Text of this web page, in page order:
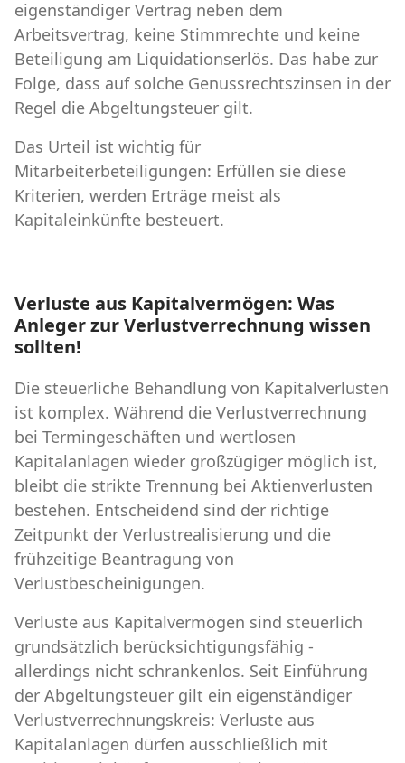
eigenständiger Vertrag neben dem
Arbeitsvertrag, keine Stimmrechte und keine
Beteiligung am Liquidationserlös. Das habe zur
Folge, dass auf solche Genussrechtszinsen in der
Regel die Abgeltungsteuer gilt.
Das Urteil ist wichtig für
Mitarbeiterbeteiligungen: Erfüllen sie diese
Kriterien, werden Erträge meist als
Kapitaleinkünfte besteuert.
Verluste aus Kapitalvermögen: Was
Anleger zur Verlustverrechnung wissen
sollten!
Die steuerliche Behandlung von Kapitalverlusten
ist komplex. Während die Verlustverrechnung
bei Termingeschäften und wertlosen
Kapitalanlagen wieder großzügiger möglich ist,
bleibt die strikte Trennung bei Aktienverlusten
bestehen. Entscheidend sind der richtige
Zeitpunkt der Verlustrealisierung und die
frühzeitige Beantragung von
Verlustbescheinigungen.
Verluste aus Kapitalvermögen sind steuerlich
grundsätzlich berücksichtigungsfähig -
allerdings nicht schrankenlos. Seit Einführung
der Abgeltungsteuer gilt ein eigenständiger
Verlustverrechnungskreis: Verluste aus
Kapitalanlagen dürfen ausschließlich mit